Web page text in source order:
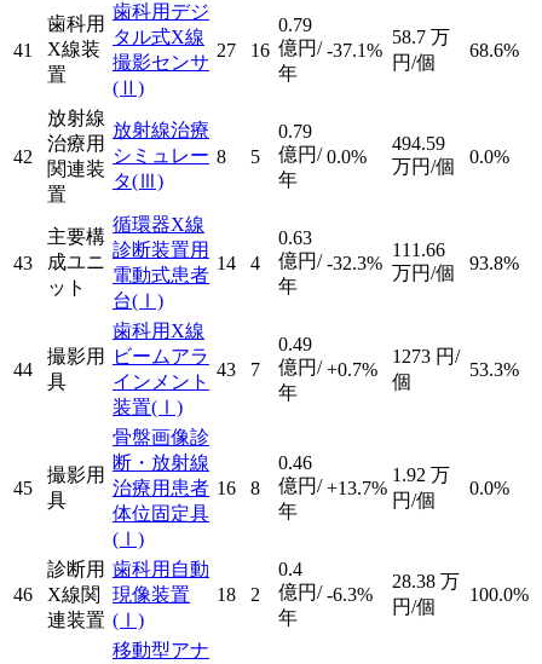
41
歯科用
X線装
置
歯科用デジ
タル式X線
撮影センサ
(Ⅱ)
27 16
0.79
億円/
年
-37.1%
58.7 万
円/個
68.6%
42
放射線
治療用
関連装
置
放射線治療
シミュレー
タ(Ⅲ)
8 5
0.79
億円/
年
0.0%
494.59
万円/個
0.0%
43
主要構
成ユニ
ット
循環器X線
診断装置用
電動式患者
台(Ⅰ)
14 4
0.63
億円/
年
-32.3%
111.66
万円/個
93.8%
44
撮影用
具
歯科用X線
ビームアラ
インメント
装置(Ⅰ)
43 7
0.49
億円/
年
+0.7%
1273 円/
個
53.3%
45
撮影用
具
骨盤画像診
断・放射線
治療用患者
体位固定具
(Ⅰ)
16 8
0.46
億円/
年
+13.7%
1.92 万
円/個
0.0%
46
診断用
X線関
連装置
歯科用自動
現像装置
(Ⅰ)
18 2
0.4
億円/
年
-6.3%
28.38 万
円/個
100.0%
移動型アナ